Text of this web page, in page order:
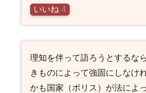
いいね 4
理知を伴って語ろうとするな
きものによって強固にしなけ
かも国家（ポリス）が法によ